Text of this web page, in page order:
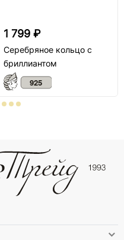
1 799 ₽
Серебряное кольцо с
бриллиантом